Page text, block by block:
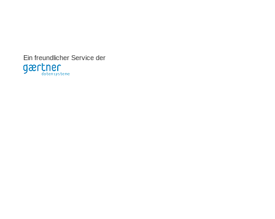
Ein freundlicher Service der